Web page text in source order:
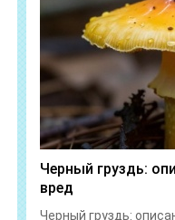
Черный груздь:
вред
Черный груздь: